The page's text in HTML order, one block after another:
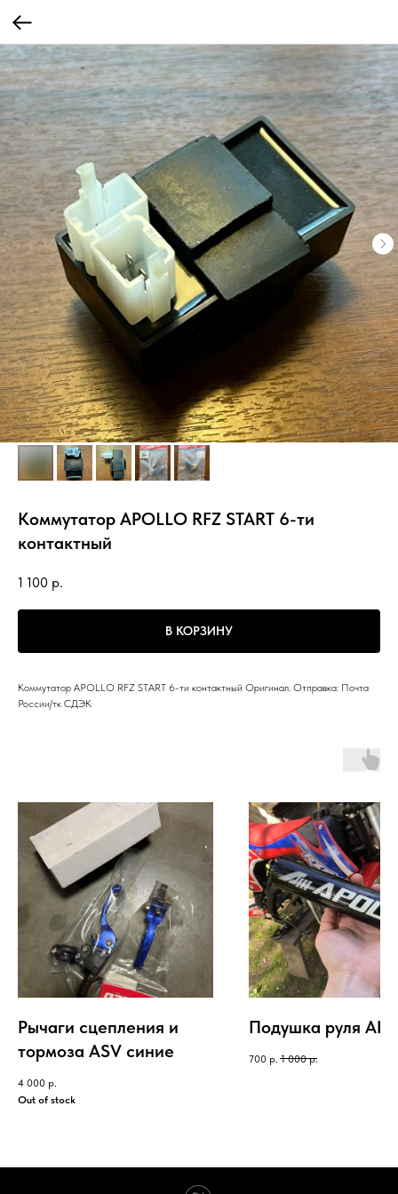
Коммутатор APOLLO RFZ START 6-ти
контактный
1 100 р.
В КОРЗИНУ
Коммутатор APOLLO RFZ START 6-ти контактный Оригинал. Отправка: Почта
России/тк СДЭК
Рычаги сцепления и
тормоза ASV синие
4 000 р.
Out of stock
Подушка руля
700 р. 1 000 р.